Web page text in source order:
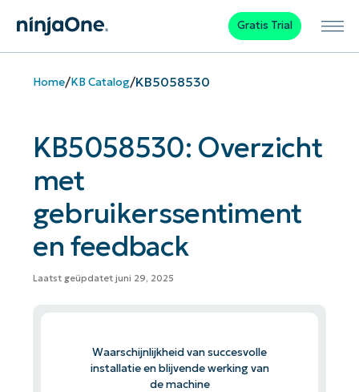
Gratis Trial
Home/KB Catalog/KB5058530
KB5058530: Overzicht
met
gebruikerssentiment
en feedback
Laatst geüpdatet juni 29, 2025
Waarschijnlijkheid van succesvolle
installatie en blijvende werking van
de machine